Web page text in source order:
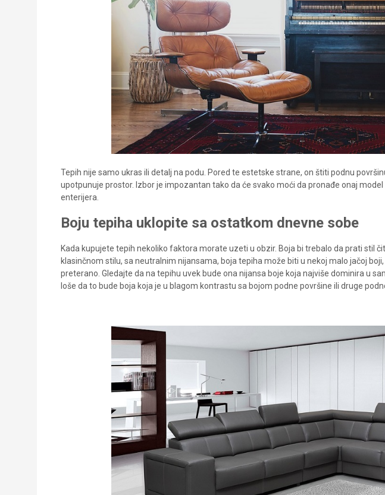
Tepih nije samo ukras ili detalj na podu. Pored te estetske strane, on štiti podnu
upotpunuje prostor. Izbor je impozantan tako da će svako moći da pronađe onaj
enterijera.
Boju tepiha uklopite sa ostatkom dnevne sobe
Kada kupujete tepih nekoliko faktora morate uzeti u obzir. Boja bi trebalo da prati stil
klasinčnom stilu, sa neutralnim nijansama, boja tepiha može biti u nekoj malo jačoj
preterano. Gledajte da na tepihu uvek bude ona nijansa boje koja najviše dominira u
loše da to bude boja koja je u blagom kontrastu sa bojom podne površine ili druge